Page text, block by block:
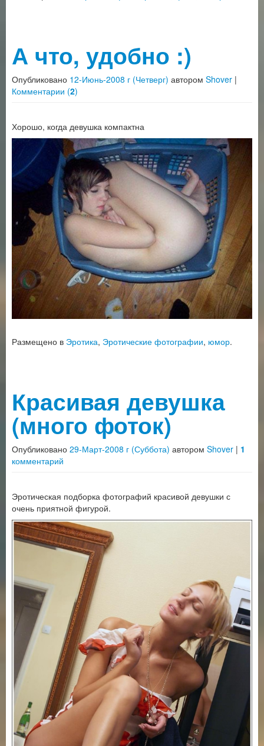
А что, удобно :)
Опубликовано 12-Июнь-2008 г (Четверг) автором Shover |
Комментарии (2)
Хорошо, когда девушка компактна
Размещено в Эротика, Эротические фотографии, юмор.
Красивая девушка
(много фоток)
Опубликовано 29-Март-2008 г (Суббота) автором Shover | 1
комментарий
Эротическая подборка фотографий красивой девушки с
очень приятной фигурой.